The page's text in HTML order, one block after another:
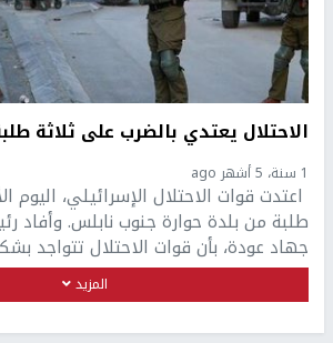
الاحتلال يعتدي بالضرب على ثلاثة
1 سنة، 5 أشهر ago
اعتدت قوات الاحتلال الإسرائيلي، اليوم
طلبة من بلدة حوارة جنوب نابلس. وأفاد
جهاد عودة، بأن قوات الاحتلال تتواجد
المزيد